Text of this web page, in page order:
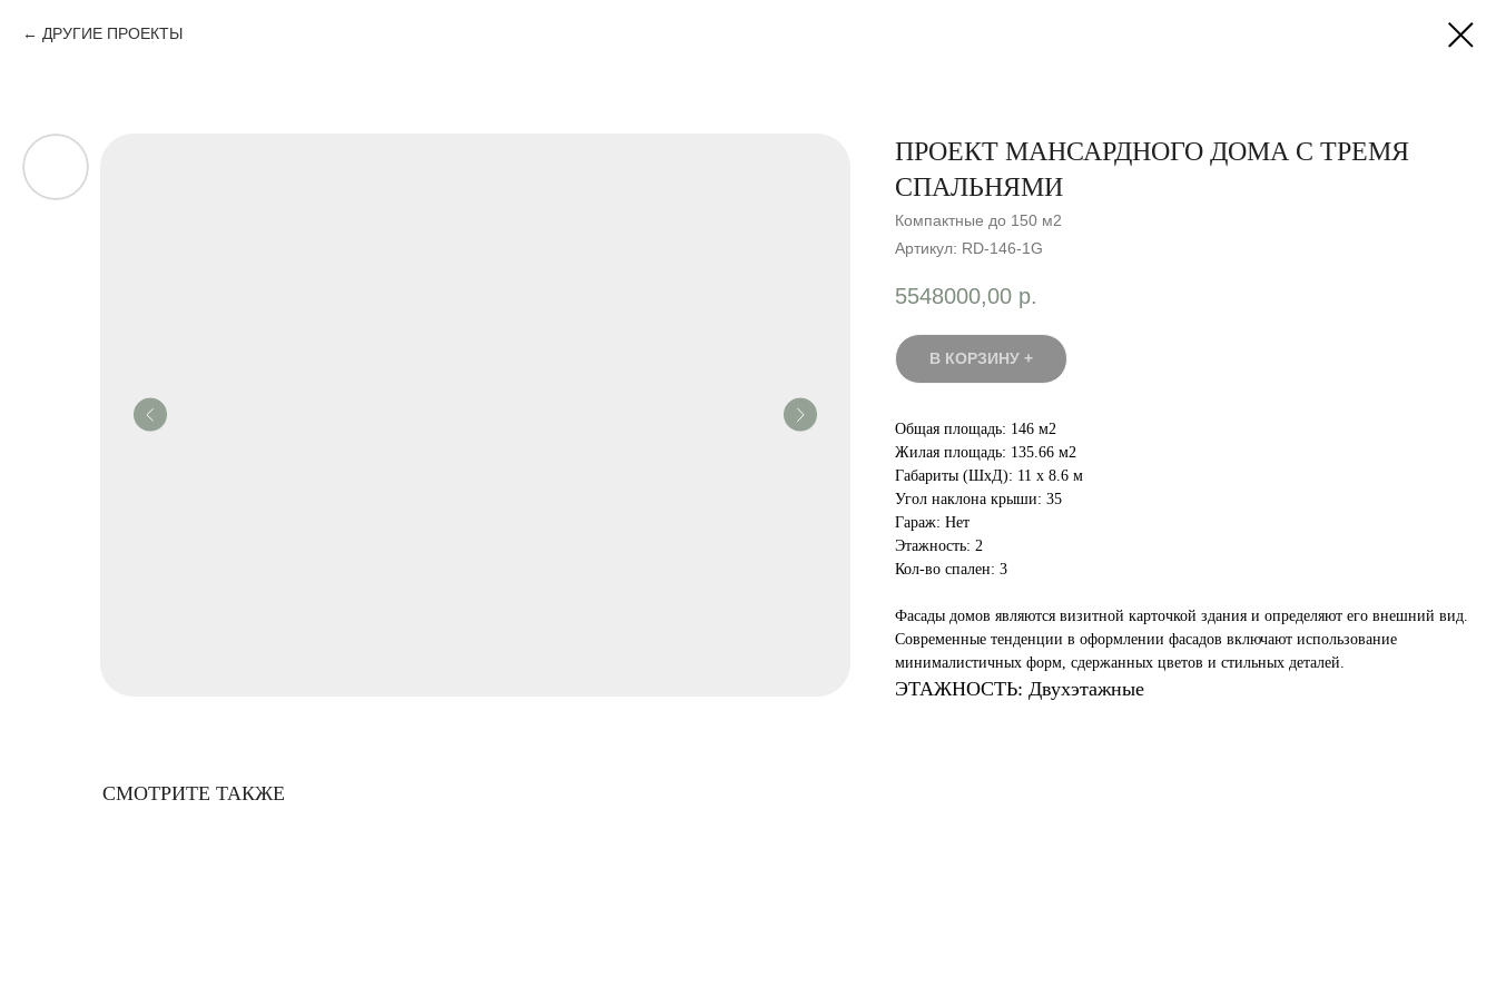
ДРУГИЕ ПРОЕКТЫ
ПРОЕКТ МАНСАРДНОГО ДОМА С ТРЕМЯ
СПАЛЬНЯМИ
Компактные до 150 м2
Артикул: RD-146-1G
5548000,00 р.
В КОРЗИНУ +
Общая площадь: 146 м2
Жилая площадь: 135.66 м2
Габариты (ШхД): 11 x 8.6 м
Угол наклона крыши: 35
Гараж: Нет
Этажность: 2
Кол-во спален: 3
Фасады домов являются визитной карточкой здания и определяют его внешний вид.
Современные тенденции в оформлении фасадов включают использование
минималистичных форм, сдержанных цветов и стильных деталей.
ЭТАЖНОСТЬ: Двухэтажные
СМОТРИТЕ ТАКЖЕ